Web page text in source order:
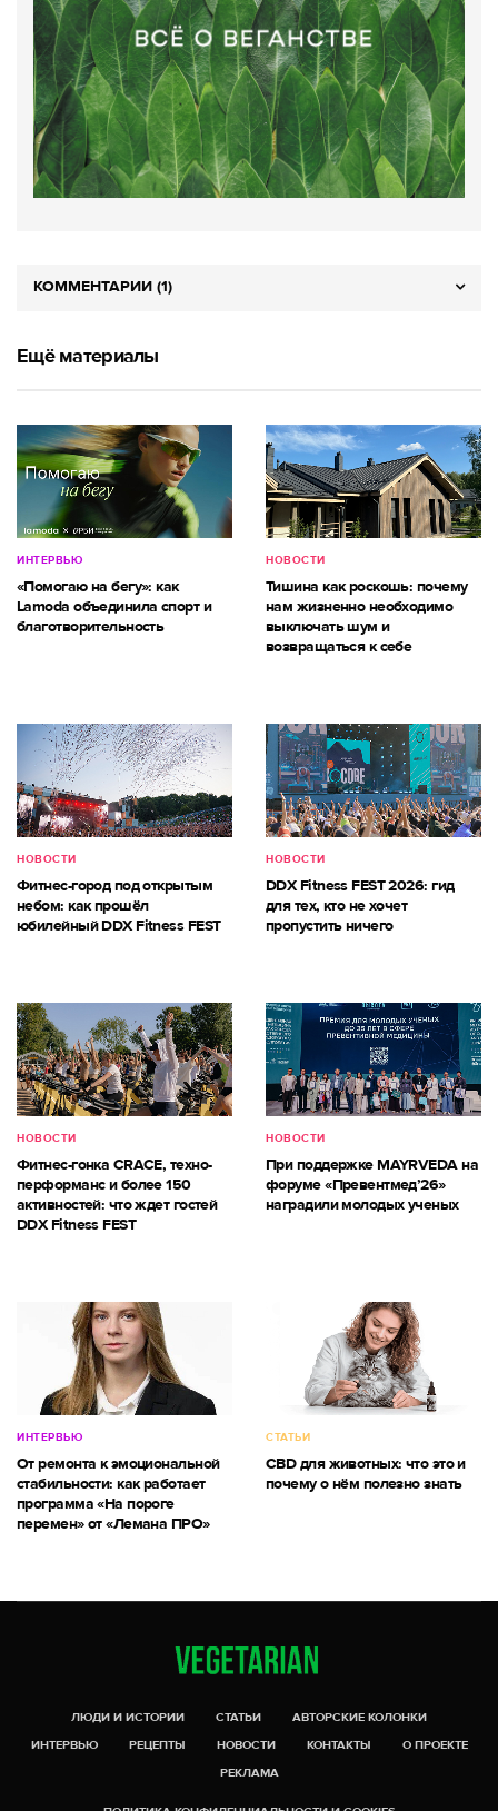
КОММЕНТАРИИ (1)
Ещё материалы
ИНТЕРВЬЮ
«Помогаю на бегу»: как
Lamoda объединила спорт и
благотворительность
НОВОСТИ
Тишина как роскошь: почему
нам жизненно необходимо
выключать шум и
возвращаться к себе
НОВОСТИ
Фитнес-город под открытым
небом: как прошёл
юбилейный DDX Fitness FEST
НОВОСТИ
DDX Fitness FEST 2026: гид
для тех, кто не хочет
пропустить ничего
НОВОСТИ
Фитнес-гонка CRACE, техно-
перформанс и более 150
активностей: что ждет гостей
DDX Fitness FEST
НОВОСТИ
При поддержке MAYRVEDA на
форуме «Превентмед’26»
наградили молодых ученых
ИНТЕРВЬЮ
От ремонта к эмоциональной
стабильности: как работает
программа «На пороге
перемен» от «Лемана ПРО»
СТАТЬИ
CBD для животных: что это и
почему о нём полезно знать
ЛЮДИ И ИСТОРИИ СТАТЬИ
АВТОРСКИЕ КОЛОНКИ
ИНТЕРВЬЮ
РЕЦЕПТЫ НОВОСТИ КОНТАКТЫ
О ПРОЕКТЕ
РЕКЛАМА